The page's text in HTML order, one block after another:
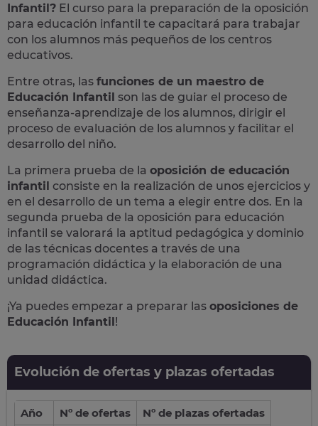
Infantil? El curso para la preparación de la oposición
para educación infantil te capacitará para trabajar
con los alumnos más pequeños de los centros
educativos.
Entre otras, las funciones de un maestro de
Educación Infantil son las de guiar el proceso de
enseñanza-aprendizaje de los alumnos, dirigir el
proceso de evaluación de los alumnos y facilitar el
desarrollo del niño.
La primera prueba de la oposición de educación
infantil consiste en la realización de unos ejercicios y
en el desarrollo de un tema a elegir entre dos. En la
segunda prueba de la oposición para educación
infantil se valorará la aptitud pedagógica y dominio
de las técnicas docentes a través de una
programación didáctica y la elaboración de una
unidad didáctica.
¡Ya puedes empezar a preparar las oposiciones de
Educación Infantil!
Evolución de ofertas y plazas ofertadas
Año Nº de ofertas
Nº de plazas ofertadas